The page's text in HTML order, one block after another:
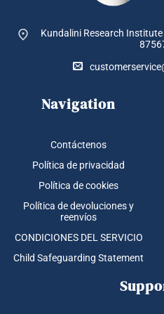
Kundalini Research Institute
Navigation
Contáctenos
Política de privacidad
Política de cookies
Política de devoluciones y
reenvíos
CONDICIONES DEL SERVICIO
Child Safeguarding Statement